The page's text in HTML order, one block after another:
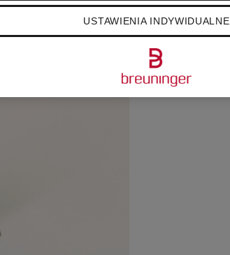
USTAWIENIA INDYWIDUALNE